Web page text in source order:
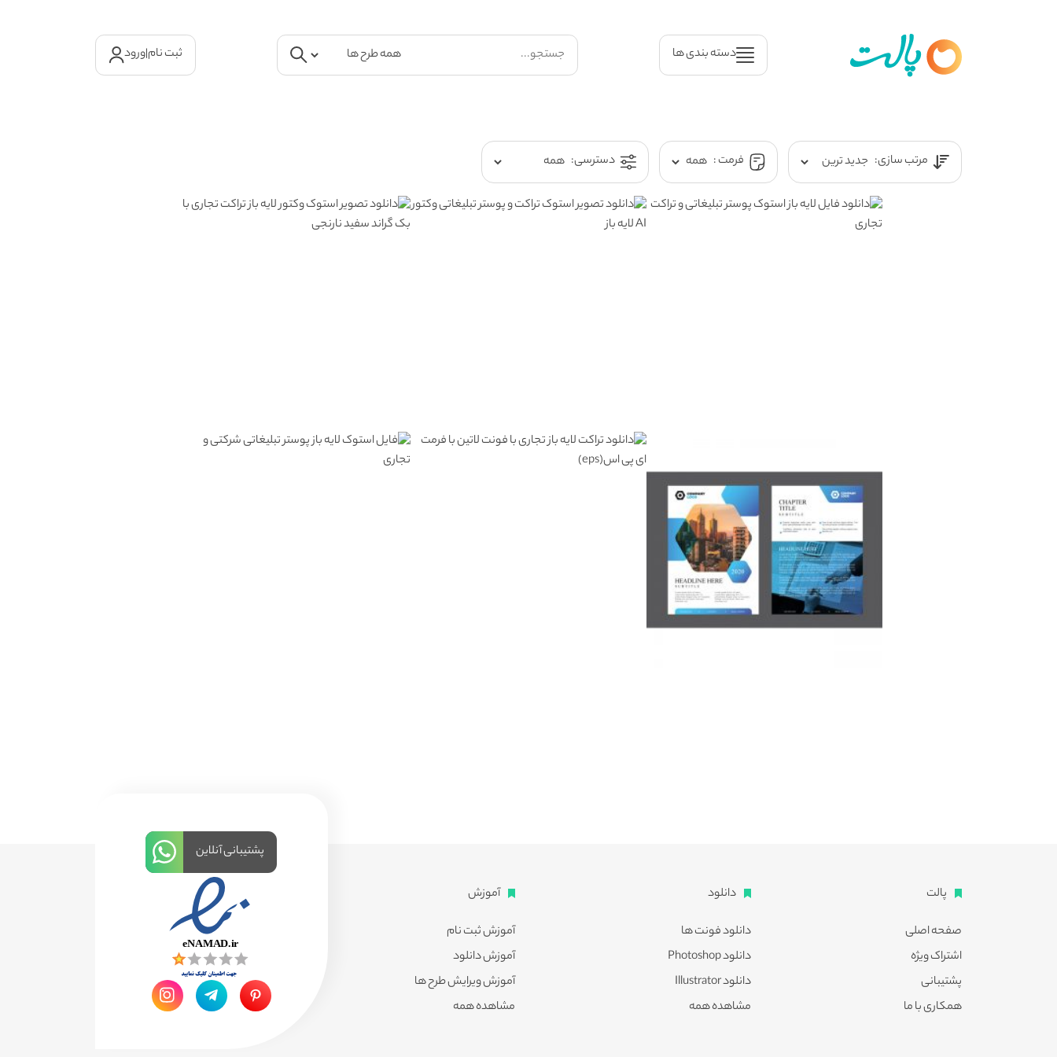
دسته بندی ها ثبت نام|ورود
مرتب سازی: فرمت : دسترسی:
پالت
صفحه اصلی
اشتراک ویژه
پشتیبانی
همکاری با ما
دانلود
دانلود فونت ها
دانلود Photoshop
دانلود Illustrator
مشاهده همه
آموزش
آموزش ثبت نام
آموزش دانلود
آموزش ویرایش طرح ها
مشاهده همه
پشتیبانی آنلاین